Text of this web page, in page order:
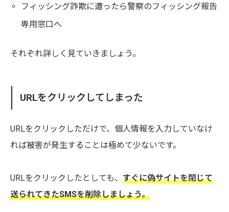
フィッシング詐欺に遭ったら警察のフィッシング報告
専用窓口へ
それぞれ詳しく見ていきましょう。
URLをクリックしてしまった
URLをクリックしただけで、個人情報を入力していなけ
れば被害が発生することは極めて少ないです。
URLをクリックしたとしても、 すぐに偽サイトを閉じて
送られてきたSMSを削除しましょう。